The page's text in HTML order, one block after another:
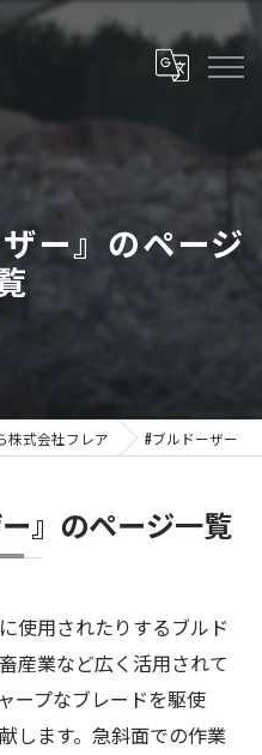
ー』のページ
株式会社フレア #ブルドーザー
』のページ一覧
使用されたりするブルド
産業など広く活用されて
ープなブレードを駆使
します。急斜面での作業